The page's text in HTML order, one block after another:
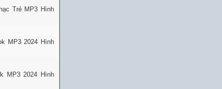
Trẻ MP3 Hình
MP3 2024 Hình
MP3 2024 Hình